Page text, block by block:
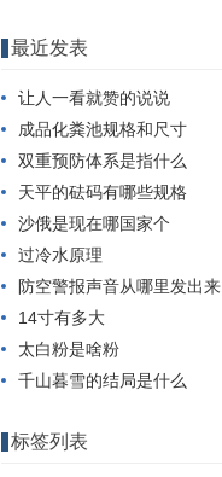
最近发表
让人一看就赞的说说
成品化粪池规格和尺寸
双重预防体系是指什么
天平的砝码有哪些规格
沙俄是现在哪国家个
过冷水原理
防空警报声音从哪里发出来
14寸有多大
太白粉是啥粉
千山暮雪的结局是什么
标签列表